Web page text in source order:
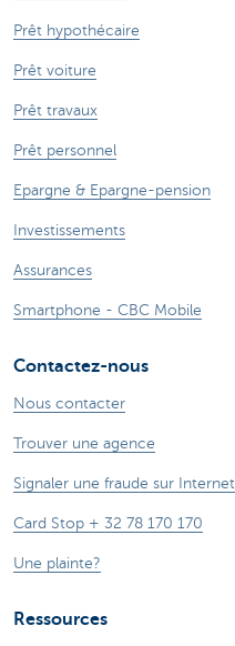
Prêt hypothécaire
Prêt voiture
Prêt travaux
Prêt personnel
Epargne & Epargne-pension
Investissements
Assurances
Smartphone - CBC Mobile
Contactez-nous
Nous contacter
Trouver une agence
Signaler une fraude sur Internet
Card Stop + 32 78 170 170
Une plainte?
Ressources